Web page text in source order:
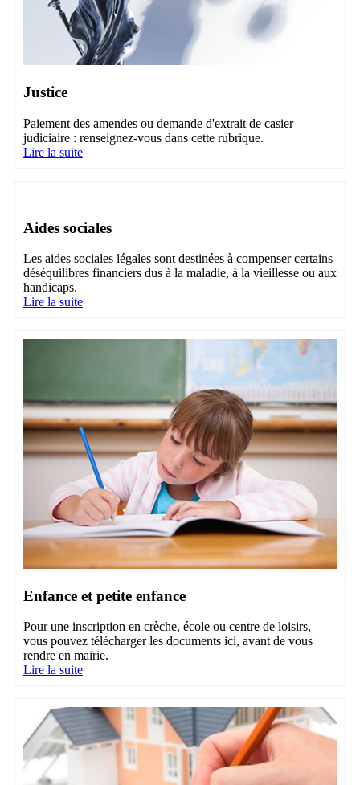
Justice
Paiement des amendes ou demande d'extrait de casier
judiciaire : renseignez-vous dans cette rubrique.
Lire la suite
Aides sociales
Les aides sociales légales sont destinées à compenser certains
déséquilibres financiers dus à la maladie, à la vieillesse ou aux
handicaps.
Lire la suite
Enfance et petite enfance
Pour une inscription en crèche, école ou centre de loisirs,
vous pouvez télécharger les documents ici, avant de vous
rendre en mairie.
Lire la suite